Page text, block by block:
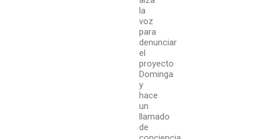
la
voz
para
denunciar
el
proyecto
Dominga
y
hace
un
llamado
de